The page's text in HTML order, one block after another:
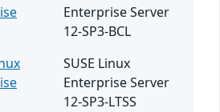
Enterprise Server
12-SP3-BCL
SUSE Linux
Enterprise Server
12-SP3-LTSS